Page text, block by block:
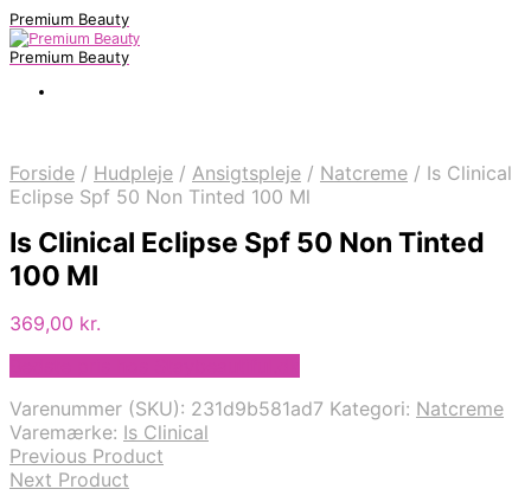
Premium Beauty
Premium Beauty
Forside / Hudpleje / Ansigtspleje / Natcreme / Is Clinical
Eclipse Spf 50 Non Tinted 100 Ml
Is Clinical Eclipse Spf 50 Non Tinted
100 Ml
369,00 kr.
Varenummer (SKU): 231d9b581ad7 Kategori: Natcreme
Varemærke: Is Clinical
Previous Product
Next Product